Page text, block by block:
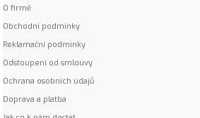
O firmě
Obchodní podmínky
Reklamační podmínky
Odstoupení od smlouvy
Ochrana osobních údajů
Doprava a platba